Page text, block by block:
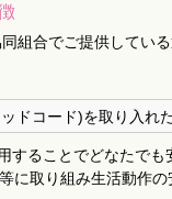
組合でご提供してい
ドコード)を取り入れ
することでどなたで
に取り組み生活動作の